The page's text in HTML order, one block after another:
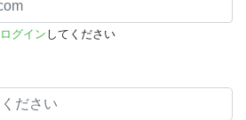
ログイン してください